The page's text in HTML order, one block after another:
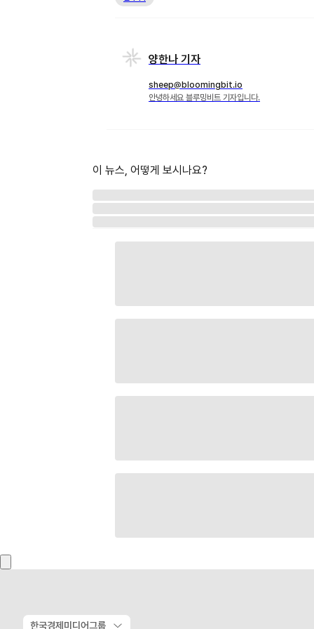
양한나 기자
sheep@bloomingbit.io
안녕하세요 블루밍비트 기자입니다.
이 뉴스, 어떻게 보시나요?
한국경제미디어그룹